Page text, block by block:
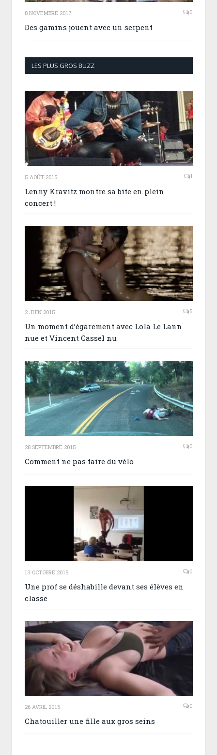
8 NOVEMBRE 2017 0
Des gamins jouent avec un serpent
LES PLUS GROS BUZZ
5 AOÛT 2015 1
Lenny Kravitz montre sa bite en plein
concert !
2 JUIN 2015 5
Un moment d’égarement avec Lola Le Lann
nue et Vincent Cassel nu
28 SEPTEMBRE 2015 0
Comment ne pas faire du vélo
13 OCTOBRE 2015 0
Une prof se déshabille devant ses élèves en
classe
26 AVRIL 2015 0
Chatouiller une fille aux gros seins